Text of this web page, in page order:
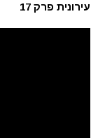
עירונית פרק 17